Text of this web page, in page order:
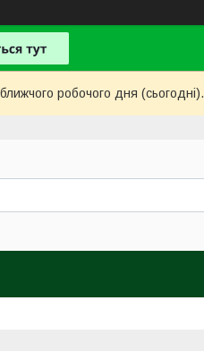
робочого дня (сьогодні).